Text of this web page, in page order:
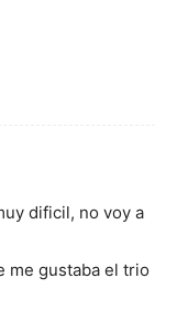
dificil, no voy a
me gustaba el trio